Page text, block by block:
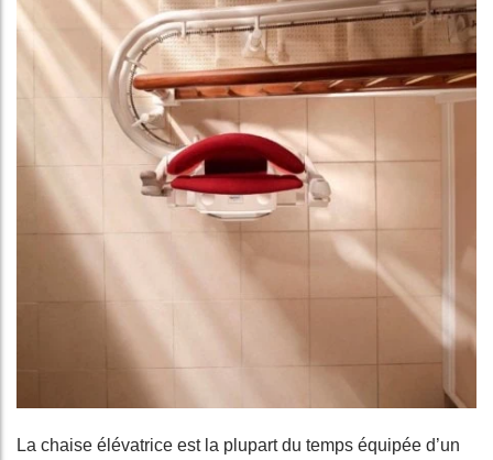
La chaise élévatrice est la plupart du temps équipée d’un